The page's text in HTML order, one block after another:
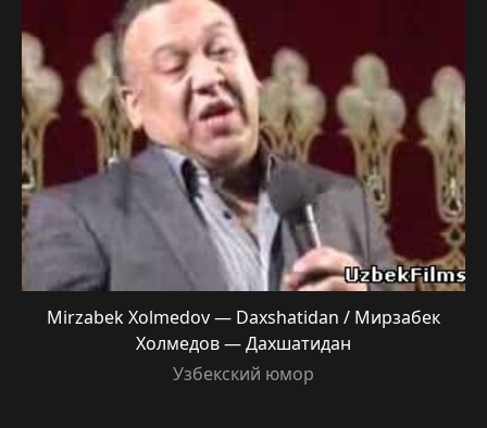
Mirzabek Xolmedov — Daxshatidan / Мирзабек
Холмедов — Дахшатидан
Узбекский юмор